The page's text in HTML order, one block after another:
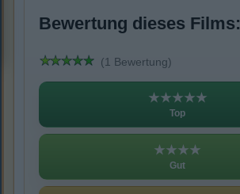
Bewertung dieses Films:
(1 Bewertung)
★★★★★
Top
★★★★
Gut